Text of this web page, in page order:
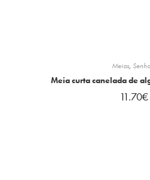
Meias,
Meia curta canelada de
11.70€